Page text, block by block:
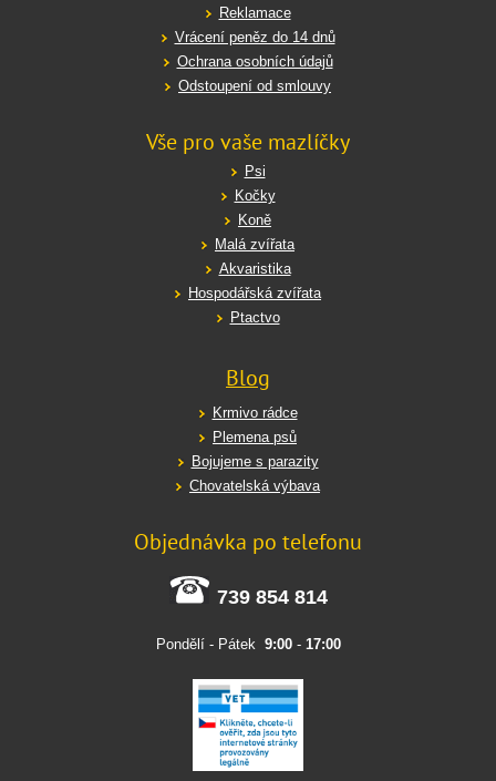
Reklamace
Vrácení peněz do 14 dnů
Ochrana osobních údajů
Odstoupení od smlouvy
Vše pro vaše mazlíčky
Psi
Kočky
Koně
Malá zvířata
Akvaristika
Hospodářská zvířata
Ptactvo
Blog
Krmivo rádce
Plemena psů
Bojujeme s parazity
Chovatelská výbava
Objednávka po telefonu
739 854 814
Pondělí - Pátek 9:00- 17:00